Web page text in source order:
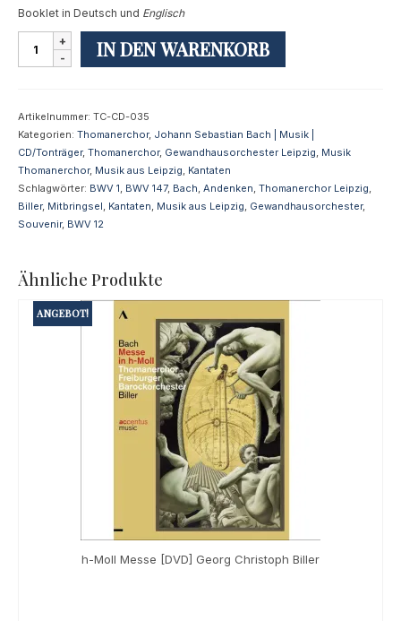
Booklet in Deutsch und Englisch
Kantaten
Marienfesten
[CD]
Menge
IN DEN WARENKORB
Artikelnummer: TC-CD-035
Kategorien: Thomanerchor, Johann Sebastian Bach | Musik |
CD/Tonträger, Thomanerchor, Gewandhausorchester Leipzig, Musik
Thomanerchor, Musik aus Leipzig, Kantaten
Schlagwörter: BWV 1, BWV 147, Bach, Andenken, Thomanerchor Leipzig,
Biller, Mitbringsel, Kantaten, Musik aus Leipzig, Gewandhausorchester,
Souvenir, BWV 12
Ähnliche Produkte
ANGEBOT!
h-Moll Messe [DVD] Georg Christoph Biller